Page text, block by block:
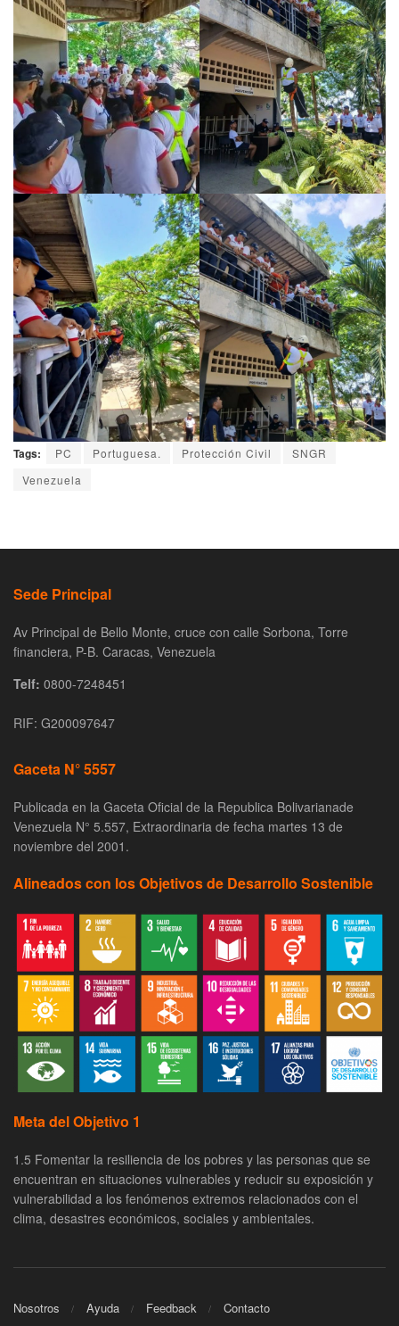
Tags: PC Portuguesa. Protección Civil
SNGR
Venezuela
Sede Principal
Av Principal de Bello Monte, cruce con calle Sorbona, Torre
financiera, P-B. Caracas, Venezuela
Telf: 0800-7248451
RIF: G200097647
Gaceta N° 5557
Publicada en la Gaceta Oficial de la Republica Bolivarianade
Venezuela N° 5.557, Extraordinaria de fecha martes 13 de
noviembre del 2001.
Alineados con los Objetivos de Desarrollo Sostenible
Meta del Objetivo 1
1.5 Fomentar la resiliencia de los pobres y las personas que se
encuentran en situaciones vulnerables y reducir su exposición y
vulnerabilidad a los fenómenos extremos relacionados con el
clima, desastres económicos, sociales y ambientales.
Nosotros Ayuda Feedback Contacto